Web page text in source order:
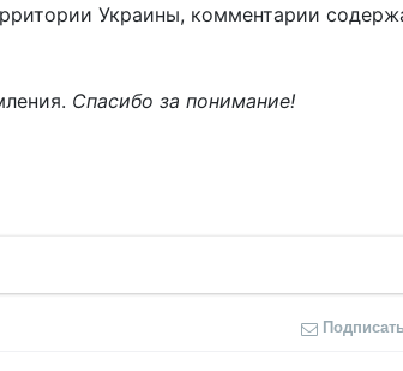
Украины, комментарии
Спасибо за понимание!